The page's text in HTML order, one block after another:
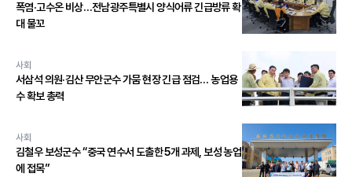
폭염·고수온 비상…전남광주특별시 양식어류 긴급방류 확
대 물꼬
사회
서삼석 의원·김산 무안군수 가뭄 현장 긴급 점검… 농업용
수 확보 총력
사회
김철우 보성군수 “중국 연수서 도출한 5개 과제, 보성 농업
에 접목”